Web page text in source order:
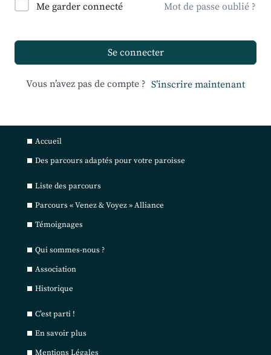
Me garder connecté Mot de passe oublié ?
Se connecter
Vous n’avez pas de compte ? S’inscrire maintenant
Accueil
Des parcours adaptés pour votre paroisse
Liste des parcours
Parcours « Venez & Voyez » Alliance
Témoignages
Qui sommes-nous ?
Association
Historique
C’est parti !
En savoir plus
Mentions Légales